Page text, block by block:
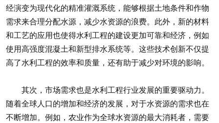
经演变为现代化的精准灌溉系统，能够根据土地条件和作物
需求来合理分配水源，减少水资源的浪费。此外，新的材料
和工艺的应用也使得水利工程的建设更加可靠和经济，例如
使用高强度混凝土和新型排水系统等。这些技术创新不仅提
高了水利工程的效率和质量，还有助于减少对环境的影响。
其次，市场需求也是水利工程行业发展的重要驱动力。
随着全球人口的增加和经济的发展，对于水资源的需求也在
不断增加。例如，农业作为全球水资源的最大消耗者，需要